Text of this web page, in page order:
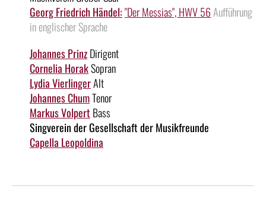
Georg Friedrich Händel:"Der Messias", HWV 56 Aufführung
in englischer Sprache
Johannes PrinzDirigent
Cornelia HorakSopran
Lydia VierlingerAlt
Johannes ChumTenor
Markus Volpert Bass
Singverein der Gesellschaft der Musikfreunde
Capella Leopoldina